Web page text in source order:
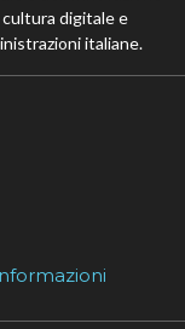
digitale e
italiane.